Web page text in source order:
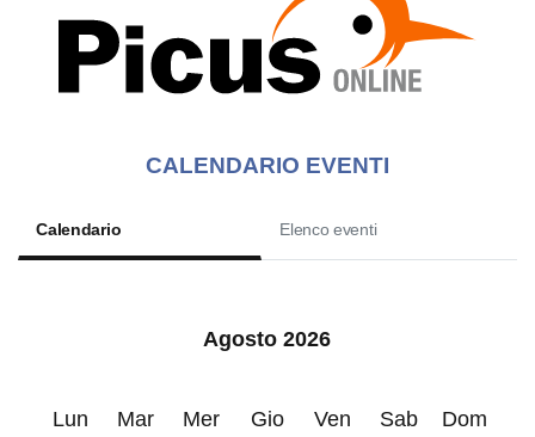
CALENDARIO EVENTI
Calendario Elenco eventi
Agosto 2026
Lun Mar Mer Gio Ven Sab Dom